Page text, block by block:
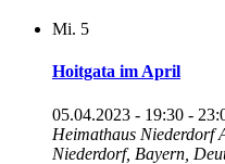
Mi. 5
Hoitgata im April
05.04.2023 - 19:30 -
Heimathaus Niederdorf
Niederdorf, Bayern,